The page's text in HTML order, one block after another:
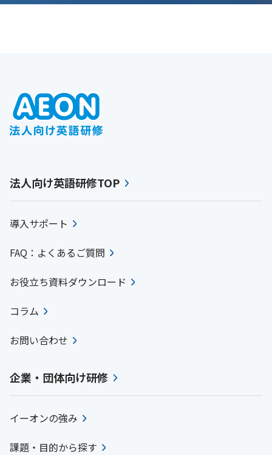
法人向け英語研修TOP
導入サポート
FAQ：よくあるご質問
お役立ち資料ダウンロード
コラム
お問い合わせ
企業・団体向け研修
イーオンの強み
課題・目的から探す